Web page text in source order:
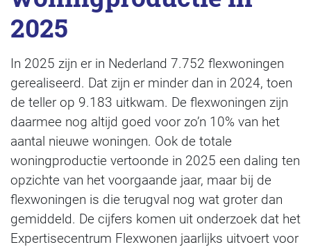
2025
In 2025 zijn er in Nederland 7.752 flexwoningen
gerealiseerd. Dat zijn er minder dan in 2024, toen
de teller op 9.183 uitkwam. De flexwoningen zijn
daarmee nog altijd goed voor zo’n 10% van het
aantal nieuwe woningen. Ook de totale
woningproductie vertoonde in 2025 een daling ten
opzichte van het voorgaande jaar, maar bij de
flexwoningen is die terugval nog wat groter dan
gemiddeld. De cijfers komen uit onderzoek dat het
Expertisecentrum Flexwonen jaarlijks uitvoert voor